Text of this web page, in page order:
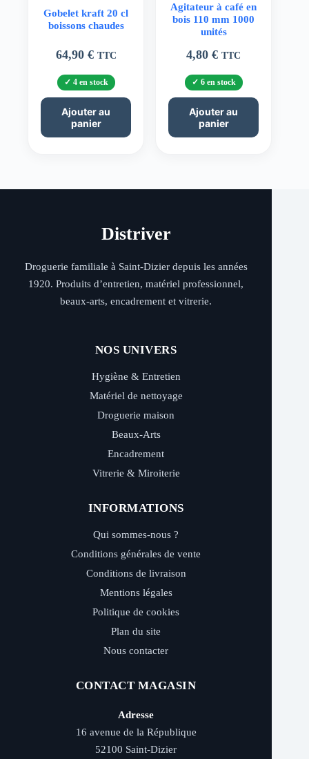
Gobelet kraft 20 cl
boissons chaudes
64,90 € TTC
4 en stock
Ajouter au
panier
Agitateur à café en
bois 110 mm 1000
unités
4,80€ TTC
6 en stock
Ajouter au
panier
Distriver
Droguerie familiale à Saint-Dizier depuis les années
1920. Produits d’entretien, matériel professionnel,
beaux-arts, encadrement et vitrerie.
NOS UNIVERS
Hygiène & Entretien
Matériel de nettoyage
Droguerie maison
Beaux-Arts
Encadrement
Vitrerie & Miroiterie
INFORMATIONS
Qui sommes-nous ?
Conditions générales de vente
Conditions de livraison
Mentions légales
Politique de cookies
Plan du site
Nous contacter
CONTACT MAGASIN
Adresse
16 avenue de la République
52100 Saint-Dizier